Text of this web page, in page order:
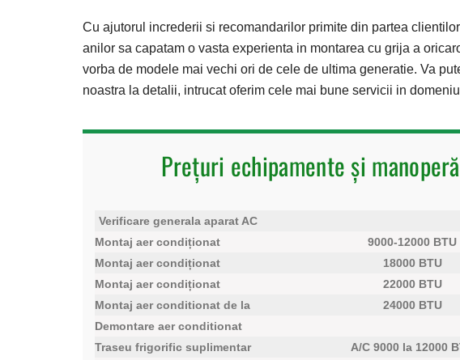
Cu ajutorul increderii si recomandarilor primite din partea
anilor sa capatam o vasta experienta in montarea cu grija a
vorba de modele mai vechi ori de cele de ultima generatie. Va
noastra la detalii, intrucat oferim cele mai bune servicii in
Prețuri echipamente și
Verificare generala aparat AC
Montaj aer condiționat
9000-12000 BTU
Montaj aer condiționat
18000 BTU
Montaj aer condiționat
22000 BTU
Montaj aer conditionat de la
24000 BTU
Demontare aer conditionat
Traseu frigorific suplimentar
A/C 9000 la 12000